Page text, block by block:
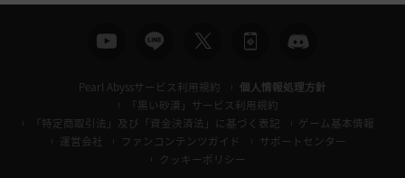
Pearl Abyssサービス利用規約
個人情報処理方針
「黒い砂漠」サービス利用規約
「特定商取引法」及び「資金決済法」に基づく表記
ゲーム基本情報
運営会社
ファンコンテンツガイド
サポートセンター
クッキーポリシー